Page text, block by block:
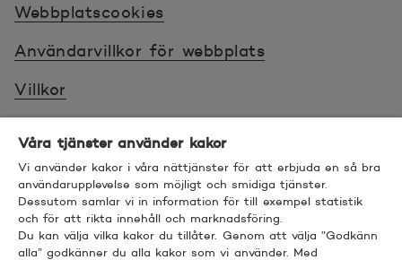
Webbplatscookies
Användarvillkor för webbplats
Villkor
Tillgänglighet
Bra att veta
© 2026 POP Pankki, Hevosenkenkä 3, 02600
Våra tjänster använder kakor
Vi använder kakor i våra nättjänster för att erbjuda en så bra
användarupplevelse som möjligt och smidiga tjänster.
Dessutom samlar vi in information för till exempel statistik
och för att rikta innehåll och marknadsföring.
Du kan välja vilka kakor du tillåter. Genom att välja ”Godkänn
alla” godkänner du alla kakor som vi använder. Med